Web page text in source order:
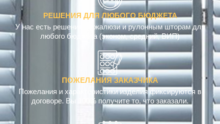
РЕШЕНИЯ ДЛЯ ЛЮБОГО БЮДЖЕТА
У нас есть решения по жалюзи и рулонным шторам для
любого бюджета (эконом, средний, ВИП)
ПОЖЕЛАНИЯ ЗАКАЗЧИКА
Пожелания и характеристики изделия фиксируются в
договоре. Вы 100% получите то, что заказали.